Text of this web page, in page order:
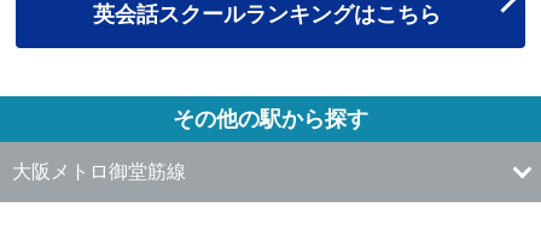
英会話スクールランキングはこちら
その他の駅から探す
大阪メトロ御堂筋線